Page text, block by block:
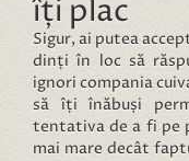
îți plac
Sigur, ai putea
dinți în loc să
ignori compania
să îți înăbuși
tentativa de a fi pe
mai mare decât